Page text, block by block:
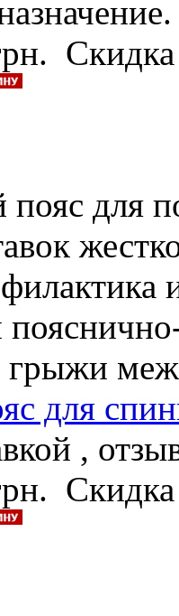
для
грыжи
для
,